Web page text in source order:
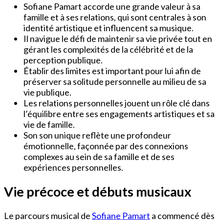
Sofiane Pamart accorde une grande valeur à sa
famille et à ses relations, qui sont centrales à son
identité artistique et influencent sa musique.
Il navigue le défi de maintenir sa vie privée tout en
gérant les complexités de la célébrité et de la
perception publique.
Établir des limites est important pour lui afin de
préserver sa solitude personnelle au milieu de sa
vie publique.
Les relations personnelles jouent un rôle clé dans
l’équilibre entre ses engagements artistiques et sa
vie de famille.
Son son unique reflète une profondeur
émotionnelle, façonnée par des connexions
complexes au sein de sa famille et de ses
expériences personnelles.
Vie précoce et débuts musicaux
Le parcours musical deSofiane Pamart a commencé dès